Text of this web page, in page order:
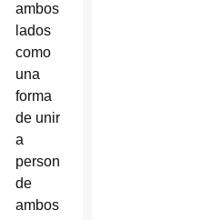
ambos
lados
como
una
forma
de unir
a
personas
de
ambos